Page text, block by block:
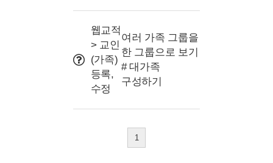
웹교적
> 교인
(가족)
등록,
수정
여러 가족 그룹을
한 그룹으로 보기
# 대가족
구성하기
1